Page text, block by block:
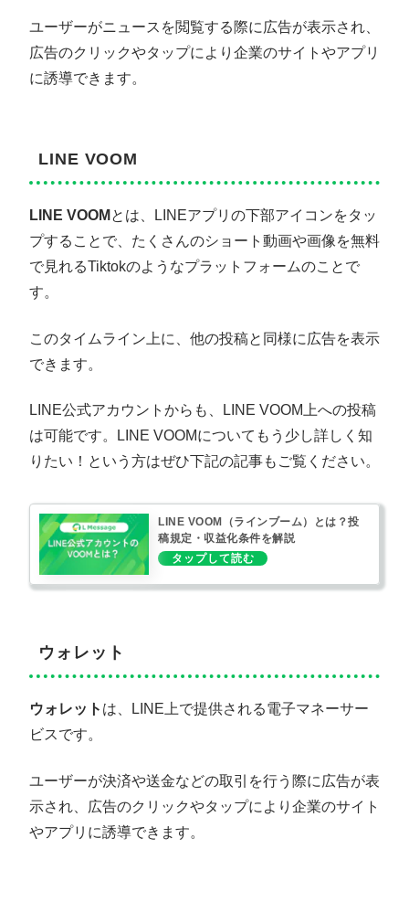
ユーザーがニュースを閲覧する際に広告が表示され、
広告のクリックやタップにより企業のサイトやアプリ
に誘導できます。
LINE VOOM
LINE VOOM とは、LINEアプリの下部アイコンをタッ
プすることで、たくさんのショート動画や画像を無料
で見れるTiktokのようなプラットフォームのことで
す。
このタイムライン上に、他の投稿と同様に広告を表示
できます。
LINE公式アカウントからも、LINE VOOM上への投稿
は可能です。LINE VOOMについてもう少し詳しく知
りたい！という方はぜひ下記の記事もご覧ください。
LINE VOOM（ラインブーム）とは？投
稿規定・収益化条件を解説
ウォレット
ウォレット は、LINE上で提供される電子マネーサー
ビスです。
ユーザーが決済や送金などの取引を行う際に広告が表
示され、広告のクリックやタップにより企業のサイト
やアプリに誘導できます。